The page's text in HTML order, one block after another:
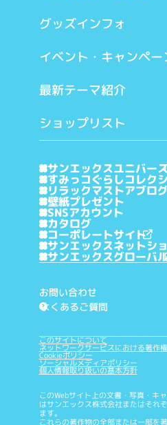
グッズインフォ
イベント・キャンペー
最新テーマ紹介
ショップリスト
サンエックスユニバー
すみっコぐらしコレク
リラックマストアブロ
壁紙プレゼント
SNSアカウント
カタログ
コーポレートサイト
サンエックスネットシ
サンエックスグローバ
お問い合わせ
?
よくあるご質問
このサイトについて
ネットワークサービスにおける著作
Cookieポリシー
ソーシャルメディアポリシー
個人情報取り扱いの基本方針
このWebサイト上の文書・写真・キ
はサンエックス株式会社またはそれ
ます。
これらの著作物の全部または一部を